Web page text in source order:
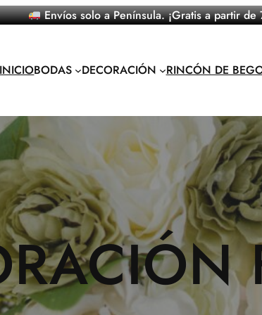
Envíos solo a Península. ¡Gratis a partir
INICIOBODAS DECORACIÓN RINCÓN DE